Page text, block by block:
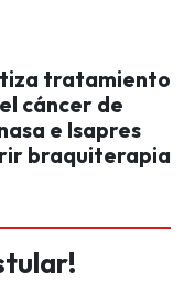
tratamiento
cáncer de
e Isapres
braquiterapia